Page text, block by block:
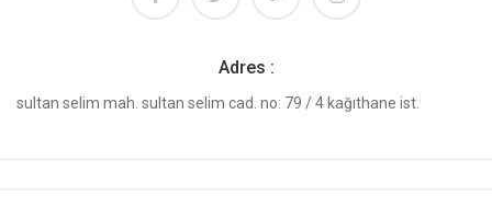
Adres :
sultan selim mah. sultan selim cad. no: 79 / 4 kağıthane ist.